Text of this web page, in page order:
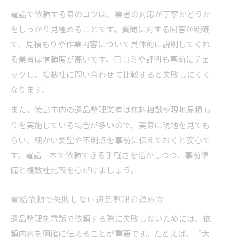
遺品整理の電話依頼前に準備したい情報
電話で伝えるべき遺品整理の希望や条件
遺品整理業者選びで電話相談時に確認する
点
遺品整理の電話依頼で契約前に確認する事
項
安心して任せるための遺品整理ポイント
信頼できる遺品整理業者を電話で見極める
方法
電話依頼で安心できる遺品整理サービスの
選び方
遺品整理を電話で任せる時の確認ポイント
電話で依頼する際のコツは、業者の対応が丁寧かどうか
をしっかり見極めることです。質問に対する回答が明確
で、見積もりや作業内容について具体的に説明してくれ
る業者は信頼度が高いです。口コミや評判も事前にチェ
ックし、複数社に問い合わせて比較すると失敗しにくく
なります。
また、徳島市内の遺品整理業者は無料相談や現地見積も
りを実施している場合が多いので、実際に現地を見ても
らい、細かい要望や不明点を事前に伝えておくと安心で
す。電話一本で依頼できる手軽さを活かしつつ、事前準
備と複数社比較を心がけましょう。
電話依頼で失敗しない遺品整理の進め方
遺品整理を電話で依頼する際に失敗しないためには、依
頼内容を明確に伝えることが重要です。たとえば、「大